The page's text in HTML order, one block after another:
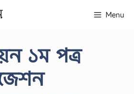
Menu
১ম পত্র